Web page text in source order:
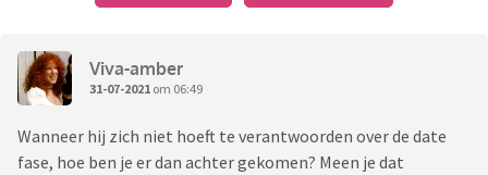
me tot de dag van vandaag best kut erover. 🥺 What to do? Ik
vind het gewoon echt niet leuk en merk dat ik er nog best
wel mee zit...
Viva-amber
31-07-2021 om 06:49
Wanneer hij zich niet hoeft te verantwoorden over de date
fase, hoe ben je er dan achter gekomen? Meen je dat